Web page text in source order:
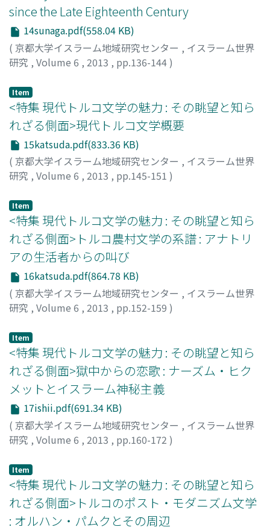
since the Late Eighteenth Century
14sunaga.pdf(558.04 KB)
( 京都大学イスラーム地域研究センター , イスラーム世界
研究 , Volume 6 , 2013 , pp.136-144)
Item
<特集 現代トルコ文学の魅力 : その眺望と知ら
れざる側面>現代トルコ文学概要
15katsuda.pdf(833.36 KB)
( 京都大学イスラーム地域研究センター , イスラーム世界
研究 , Volume 6 , 2013 , pp.145-151 )
Item
<特集 現代トルコ文学の魅力 : その眺望と知ら
れざる側面>トルコ農村文学の系譜 : アナトリ
アの生活者からの叫び
16katsuda.pdf(864.78 KB)
( 京都大学イスラーム地域研究センター , イスラーム世界
研究 , Volume 6 , 2013 , pp.152-159 )
Item
<特集 現代トルコ文学の魅力 : その眺望と知ら
れざる側面>獄中からの恋歌 : ナーズム・ヒク
メットとイスラーム神秘主義
17ishii.pdf(691.34 KB)
( 京都大学イスラーム地域研究センター , イスラーム世界
研究 , Volume 6 , 2013 , pp.160-172 )
Item
<特集 現代トルコ文学の魅力 : その眺望と知ら
れざる側面>トルコのポスト・モダニズム文学
: オルハン・パムクとその周辺